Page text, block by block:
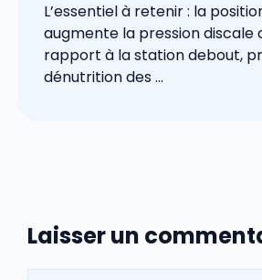
L’essentiel à retenir : la
augmente la pression discale
rapport à la station debout,
dénutrition des ...
Laisser un